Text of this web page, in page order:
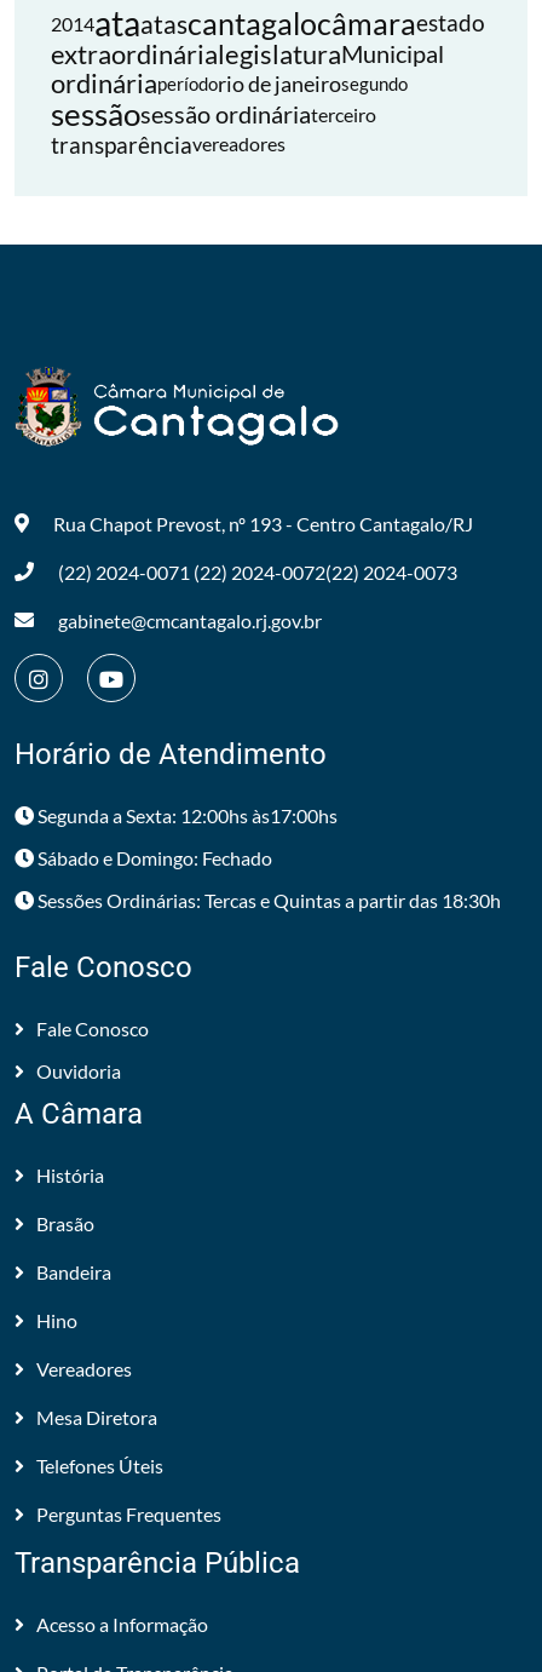
2014ataatascantagalocâmaraestado
extraordinárialegislaturaMunicipal
ordináriaperíodorio de janeirosegundo
sessãosessão ordináriaterceiro
transparênciavereadores
Rua Chapot Prevost, nº 193 - CentroCantagalo/RJ
(22) 2024-0071 (22) 2024-0072(22) 2024-0073
gabinete@cmcantagalo.rj.gov.br
Horário de Atendimento
Segunda a Sexta: 12:00hs às17:00hs
Sábado e Domingo: Fechado
Sessões Ordinárias: Tercas e Quintas a partir das 18:30h
Fale Conosco
Fale Conosco
Ouvidoria
A Câmara
História
Brasão
Bandeira
Hino
Vereadores
Mesa Diretora
Telefones Úteis
Perguntas Frequentes
Transparência Pública
Acesso a Informação